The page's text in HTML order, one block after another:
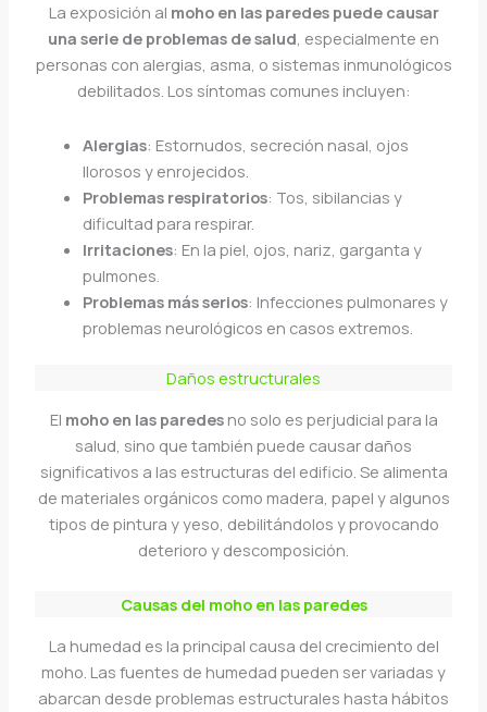
La exposición al moho en las paredes puede causar
una serie de problemas de salud, especialmente en
personas con alergias, asma, o sistemas inmunológicos
debilitados. Los síntomas comunes incluyen:
Alergias: Estornudos, secreción nasal, ojos
llorosos y enrojecidos.
Problemas respiratorios: Tos, sibilancias y
dificultad para respirar.
Irritaciones: En la piel, ojos, nariz, garganta y
pulmones.
Problemas más serios: Infecciones pulmonares y
problemas neurológicos en casos extremos.
Daños estructurales
El moho en las paredesno solo es perjudicial para la
salud, sino que también puede causar daños
significativos a las estructuras del edificio. Se alimenta
de materiales orgánicos como madera, papel y algunos
tipos de pintura y yeso, debilitándolos y provocando
deterioro y descomposición.
Causas del moho en las paredes
La humedad es la principal causa del crecimiento del
moho. Las fuentes de humedad pueden ser variadas y
abarcan desde problemas estructurales hasta hábitos